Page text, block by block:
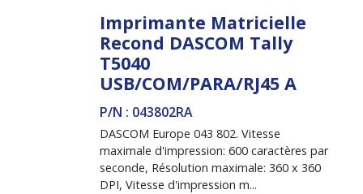
Imprimante Matricielle
Recond DASCOM Tally
T5040
USB/COM/PARA/RJ45 A
P/N : 043802RA
DASCOM Europe 043 802. Vitesse
maximale d'impression: 600 caractères par
seconde, Résolution maximale: 360 x 360
DPI, Vitesse d'impression m...